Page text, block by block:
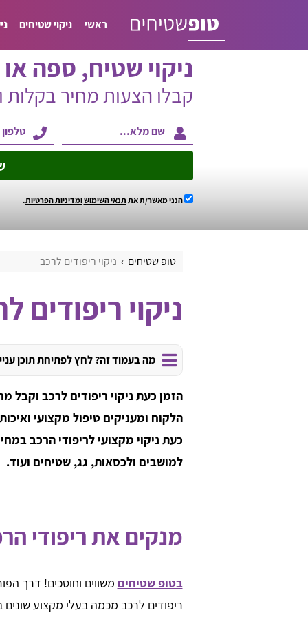
ראשי ניקוי שטיחים
ניקוי שטיח, ספה או
קבלו הצעות מחיר
הנני מאשר/ת את תנאי השימושומדיניות הפרטיות.
טופ שטיחים ניקוי ריפודים לרכב
ניקוי ריפודים
מה בעמוד זה? לחץ לפתיחת תוכן
הזמן כעת ניקוי ריפודים לרכב
הלקוח ומעניקים טיפול מקצועי
כעת ניקוי מקצועי לריפודי הרכב
למושבים ולכסאות, גג, שטיחים ועוד.
מנקים את ריפודי
בטופ שטיחים
ריפודים לרכב מכמה בעלי מקצוע